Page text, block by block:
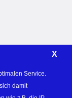
Service.
damit
X